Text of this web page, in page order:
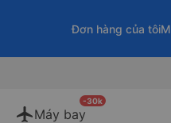
Đơn hàng của tôi
Máy bay
-30k